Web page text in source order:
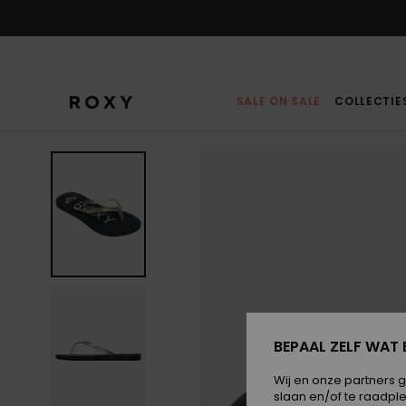
SALE ON SALE
BEPAAL ZELF WAT
Wij en onze partners
slaan en/of te